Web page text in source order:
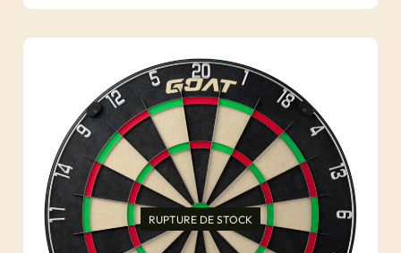
RUPTURE DE STOCK